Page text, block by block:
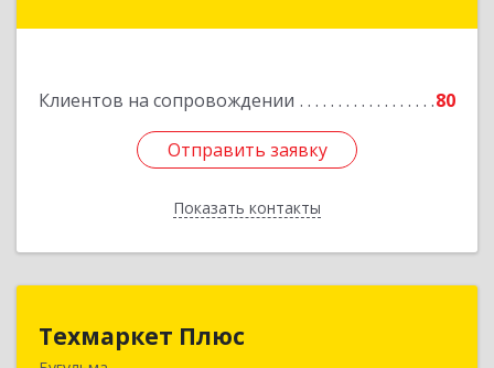
Клиентов на сопровождении 80
Отправить заявку
Показать контакты
Отправить заявку
Назад
Техмаркет Плюс